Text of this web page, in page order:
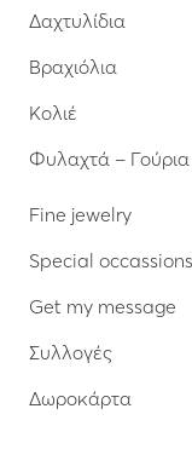
Δαχτυλίδια
Βραχιόλια
Κολιέ
Φυλαχτά – Γούρια
Fine jewelry
Special occassions
Get my message
Συλλογές
Δωροκάρτα